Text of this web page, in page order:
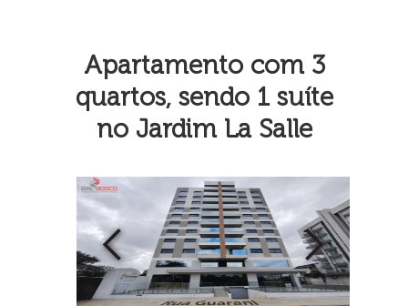
Apartamento com 3
quartos, sendo 1 suíte
no Jardim La Salle